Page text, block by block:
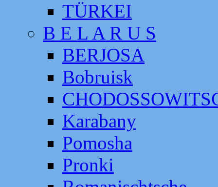
TÜRKEI
B E L A R U S
BERJOSA
Bobruisk
Karabany
Pomosha
Pronki